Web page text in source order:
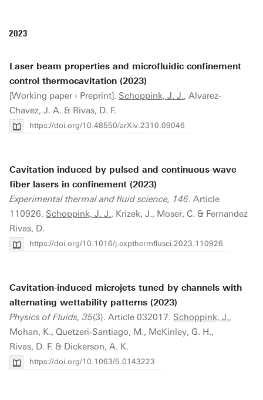
2023
Laser beam properties and microfluidic confinement
control thermocavitation (2023)
[Working paper › Preprint]. Schoppink, J. J., Alvarez-
Chavez, J. A. & Rivas, D. F.
https://doi.org/10.48550/arXiv.2310.09046
Cavitation induced by pulsed and continuous-wave
fiber lasers in confinement (2023)
Experimental thermal and fluid science, 146. Article
110926. Schoppink, J. J., Krizek, J., Moser, C. & Fernandez
Rivas, D.
https://doi.org/10.1016/j.expthermflusci.2023.110926
Cavitation-induced microjets tuned by channels with
alternating wettability patterns (2023)
Physics of Fluids, 35(3). Article 032017. Schoppink, J.,
Mohan, K., Quetzeri-Santiago, M., McKinley, G. H.,
Rivas, D. F. & Dickerson, A. K.
https://doi.org/10.1063/5.0143223